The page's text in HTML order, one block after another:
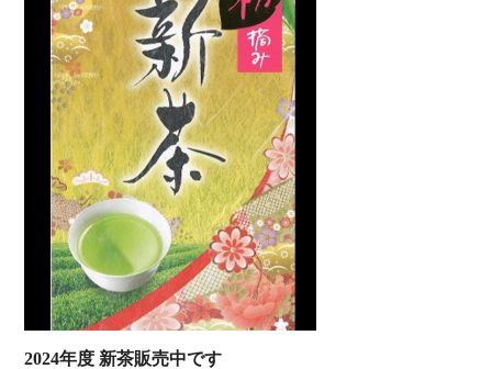
2024年度 新茶販売中です